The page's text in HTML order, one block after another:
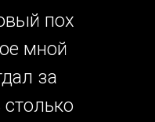
пох
мной
за